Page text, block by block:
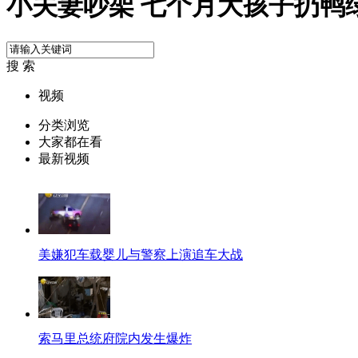
小夫妻吵架 七个月大孩子扔鸭
搜 索
视频
分类浏览
大家都在看
最新视频
美嫌犯车载婴儿与警察上演追车大战
索马里总统府院内发生爆炸